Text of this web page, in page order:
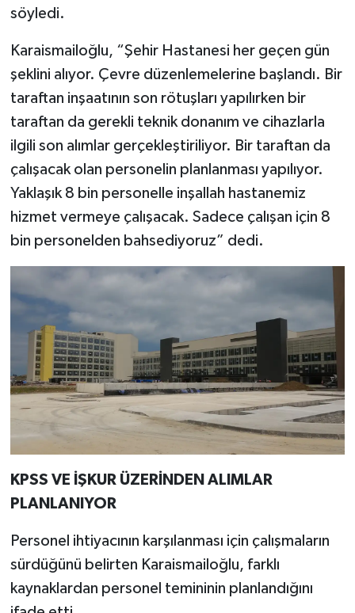
söyledi.
Karaismailoğlu, “Şehir Hastanesi her geçen gün
şeklini alıyor. Çevre düzenlemelerine başlandı. Bir
taraftan inşaatının son rötuşları yapılırken bir
taraftan da gerekli teknik donanım ve cihazlarla
ilgili son alımlar gerçekleştiriliyor. Bir taraftan da
çalışacak olan personelin planlanması yapılıyor.
Yaklaşık 8 bin personelle inşallah hastanemiz
hizmet vermeye çalışacak. Sadece çalışan için 8
bin personelden bahsediyoruz” dedi.
KPSS VE İŞKUR ÜZERİNDEN ALIMLAR
PLANLANIYOR
Personel ihtiyacının karşılanması için çalışmaların
sürdüğünü belirten Karaismailoğlu, farklı
kaynaklardan personel temininin planlandığını